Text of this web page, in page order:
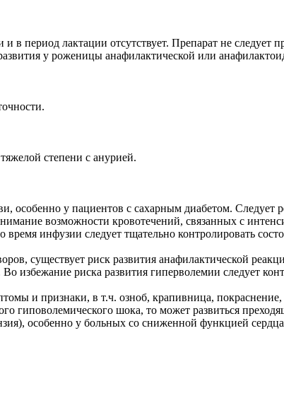
лактации отсутствует. Препарат не следует
у роженицы анафилактической или
степени с анурией.
у пациентов с сахарным диабетом. Следует
возможности кровотечений, связанных с
инфузии следует тщательно контролировать
существует риск развития анафилактической
риска развития гиперволемии следует
и признаки, в т.ч. озноб, крапивница,
гиповолемического шока, то может развиться
особенно у больных со сниженной функцией